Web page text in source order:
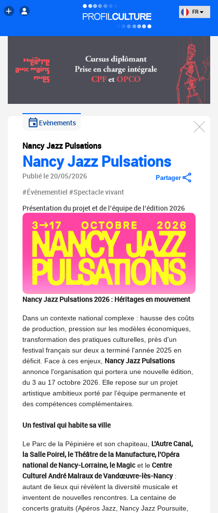
FR
Evènements
Nancy Jazz Pulsations
Nancy Jazz Pulsations
Publié le 20/05/2026
#Événementiel #Spectacle vivant
Partager
Présentation du projet et de l’équipe de l’édition 2026
Nancy Jazz Pulsations 2026 : Héritages en mouvement
Dans un contexte national complexe : hausse des coûts
de production, pression sur les modèles économiques,
transformation des pratiques culturelles, près d'un
festival français sur deux a terminé l'année 2025 en
déficit. Face à ces enjeux, Nancy Jazz Pulsations
annonce l'organisation qui portera une nouvelle édition,
du 3 au 17 octobre 2026. Elle repose sur un projet
artistique ambitieux porté par l’équipe permanente et
des compétences complémentaires.
Un festival qui habite sa ville
Le Parc de la Pépinière et son chapiteau, L'Autre Canal,
la Salle Poirel, le Théâtre de la Manufacture, l'Opéra
national de Nancy-Lorraine, le Magicet leCentre
Culturel André Malraux de Vandœuvre-lès-Nancy:
autant de lieux qui révèlent la diversité musicale et
inventent de nouvelles rencontres. La centaine de
concerts gratuits (Apéros Jazz, Nancy Jazz Poursuite,